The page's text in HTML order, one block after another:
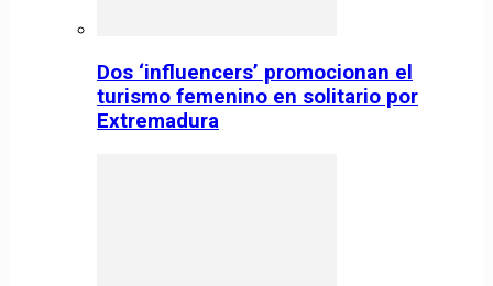
Dos ‘influencers’ promocionan el
turismo femenino en solitario por
Extremadura